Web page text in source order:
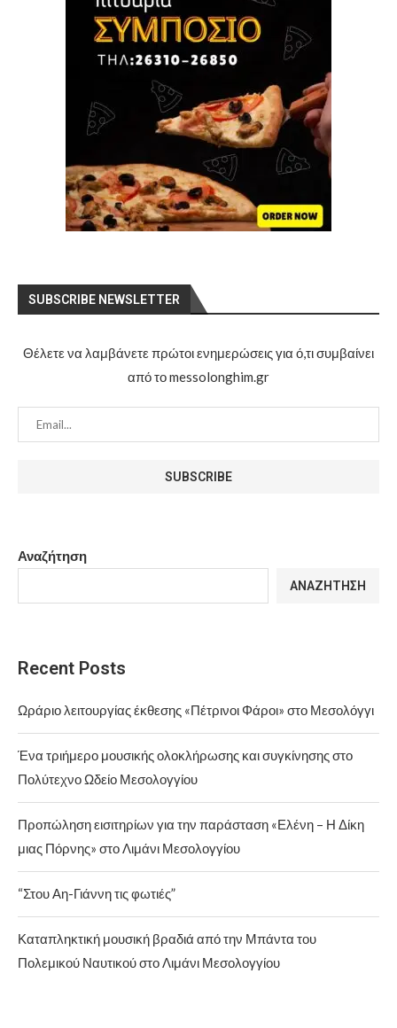
Αναζήτηση
ΑΝΑΖΉΤΗΣΗ
Recent Posts
Ωράριο λειτουργίας έκθεσης «Πέτρινοι Φάροι» στο Μεσολόγγι
Ένα τριήμερο μουσικής ολοκλήρωσης και συγκίνησης στο
Πολύτεχνο Ωδείο Μεσολογγίου
Προπώληση εισιτηρίων για την παράσταση «Ελένη – Η Δίκη
μιας Πόρνης» στο Λιμάνι Μεσολογγίου
“Στου Αη-Γιάννη τις φωτιές”
Καταπληκτική μουσική βραδιά από την Μπάντα του
Πολεμικού Ναυτικού στο Λιμάνι Μεσολογγίου
SUBSCRIBE NEWSLETTER
Θέλετε να λαμβάνετε πρώτοι ενημερώσεις για ό,τι συμβαίνει
από το messolonghim.gr